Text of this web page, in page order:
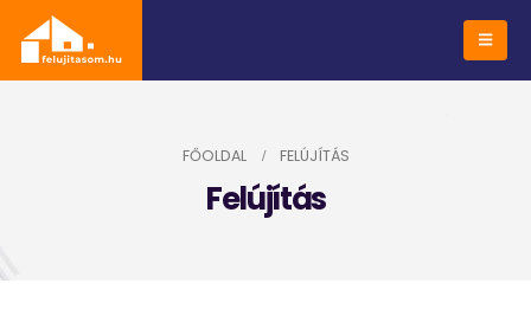
FŐOLDAL FELÚJÍTÁS
Felújítás